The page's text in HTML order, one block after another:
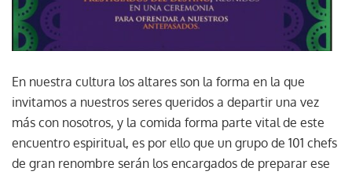
En nuestra cultura los altares son la forma en la que
invitamos a nuestros seres queridos a departir una vez
más con nosotros, y la comida forma parte vital de este
encuentro espiritual, es por ello que un grupo de 101 chefs
de gran renombre serán los encargados de preparar ese